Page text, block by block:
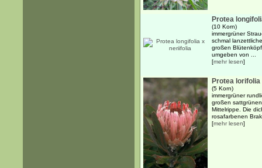
Protea
(10 Korn)
immergrüner
schmal
großen
umgeben von ...
[mehr lesen]
Protea lorifolia
(5 Korn)
immergrüner
großen
Mittelrippe. Die
rosafarbenen
[mehr lesen]